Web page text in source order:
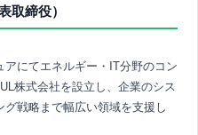
取締役）
にてエネルギー・IT分野のコン
株式会社を設立し、企業のシス
戦略まで幅広い領域を支援し